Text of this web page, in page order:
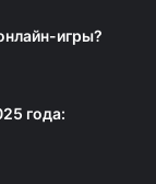
игры?
года: